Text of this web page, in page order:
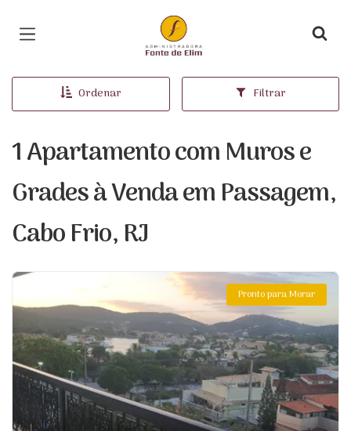
Página inicial
Ordenar Filtrar
1 Apartamento com Muros e
Grades à Venda em Passagem,
Cabo Frio, RJ
Pronto para Morar